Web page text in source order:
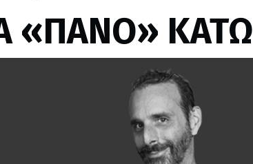
«ΠΑΝΟ» ΚΑΤΩ